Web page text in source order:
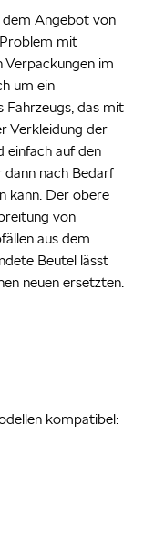
dem Angebot von
mit
Verpackungen im
um ein
Fahrzeugs, das mit
Verkleidung der
auf den
nach Bedarf
kann. Der obere
von
aus dem
Beutel lässt
neuen ersetzten.
kompatibel: